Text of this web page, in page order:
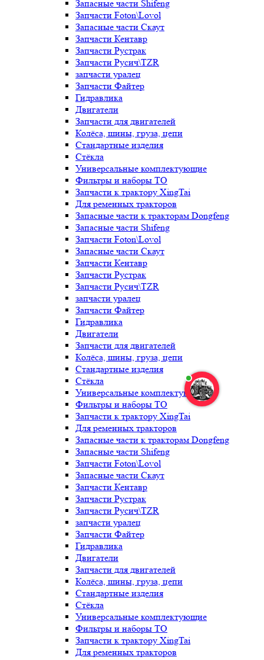
Запасные части Shifeng
Запчасти Foton\Lovol
Запасные части Скаут
Запчасти Кентавр
Запчасти Рустрак
Запчасти Русич\TZR
запчасти уралец
Запчасти Файтер
Гидравлика
Двигатели
Запчасти для двигателей
Колёса, шины, груза, цепи
Стандартные изделия
Стёкла
Универсальные комплектующие
Фильтры и наборы ТО
Запчасти к трактору XingTai
Для ременных тракторов
Запасные части к тракторам Dongfeng
Запасные части Shifeng
Запчасти Foton\Lovol
Запасные части Скаут
Запчасти Кентавр
Запчасти Рустрак
Запчасти Русич\TZR
запчасти уралец
Запчасти Файтер
Гидравлика
Двигатели
Запчасти для двигателей
Колёса, шины, груза, цепи
Стандартные изделия
Стёкла
Универсальные комплектующие
Фильтры и наборы ТО
Запчасти к трактору XingTai
Для ременных тракторов
Запасные части к тракторам Dongfeng
Запасные части Shifeng
Запчасти Foton\Lovol
Запасные части Скаут
Запчасти Кентавр
Запчасти Рустрак
Запчасти Русич\TZR
запчасти уралец
Запчасти Файтер
Гидравлика
Двигатели
Запчасти для двигателей
Колёса, шины, груза, цепи
Стандартные изделия
Стёкла
Универсальные комплектующие
Фильтры и наборы ТО
Запчасти к трактору XingTai
Для ременных тракторов